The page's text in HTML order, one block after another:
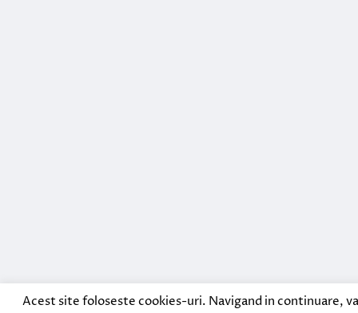
Acest site foloseste cookies-uri. Navigand in continuare,